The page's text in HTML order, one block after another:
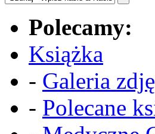
Polecamy:
Książka
- Galeria
- Polecane